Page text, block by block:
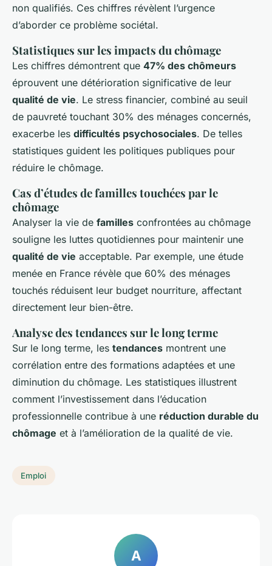
non qualifiés. Ces chiffres révèlent l’urgence
d’aborder ce problème sociétal.
Statistiques sur les impacts du chômage
Les chiffres démontrent que 47% des chômeurs
éprouvent une détérioration significative de leur
qualité de vie. Le stress financier, combiné au seuil
de pauvreté touchant 30% des ménages concernés,
exacerbe les difficultés psychosociales. De telles
statistiques guident les politiques publiques pour
réduire le chômage.
Cas d’études de familles touchées par le
chômage
Analyser la vie de familles confrontées au chômage
souligne les luttes quotidiennes pour maintenir une
qualité de vie acceptable. Par exemple, une étude
menée en France révèle que 60% des ménages
touchés réduisent leur budget nourriture, affectant
directement leur bien-être.
Analyse des tendances sur le long terme
Sur le long terme, les tendances montrent une
corrélation entre des formations adaptées et une
diminution du chômage. Les statistiques illustrent
comment l’investissement dans l’éducation
professionnelle contribue à une réduction durable du
chômage et à l’amélioration de la qualité de vie.
Emploi
A